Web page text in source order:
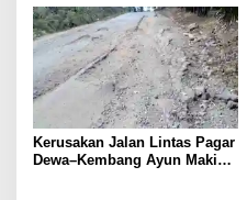
Kerusakan Jalan Lintas Pagar
Dewa–Kembang Ayun Makin